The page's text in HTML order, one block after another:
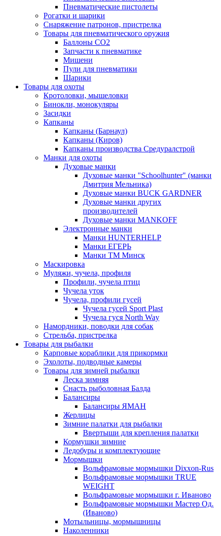
Пневматические пистолеты
Рогатки и шарики
Снаряжение патронов, пристрелка
Товары для пневматического оружия
Баллоны СО2
Запчасти к пневматике
Мишени
Пули для пневматики
Шарики
Товары для охоты
Кротоловки, мышеловки
Бинокли, монокуляры
Засидки
Капканы
Капканы (Барнаул)
Капканы (Киров)
Капканы производства Средуралстрой
Манки для охоты
Духовые манки
Духовые манки "Schoolhunter" (манки
Дмитрия Мельника)
Духовые манки BUCK GARDNER
Духовые манки других
производителей
Духовые манки MANKOFF
Электронные манки
Манки HUNTERHELP
Манки ЕГЕРЬ
Манки ТМ Минск
Маскировка
Муляжи, чучела, профиля
Профили, чучела птиц
Чучела уток
Чучела, профили гусей
Чучела гусей Sport Plast
Чучела гуся North Way
Намордники, поводки для собак
Стрельба, пристрелка
Товары для рыбалки
Карповые кораблики для прикормки
Эхолоты, подводные камеры
Товары для зимней рыбалки
Леска зимняя
Снасть рыболовная Балда
Балансиры
Балансиры ЯМАН
Жерлицы
Зимние палатки для рыбалки
Ввертыши для крепления палатки
Кормушки зимние
Ледобуры и комплектующие
Мормышки
Вольфрамовые мормышки Dixxon-Rus
Вольфрамовые мормышки TRUE
WEIGHT
Вольфрамовые мормышки г. Иваново
Вольфрамовые мормышки Мастер Од.
(Иваново)
Мотыльницы, мормышницы
Наколенники